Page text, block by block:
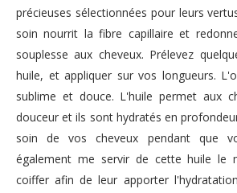
précieuses sélectionnées pour leurs
soin nourrit la fibre capillaire et
souplesse aux cheveux. Prélevez
huile, et appliquer sur vos longueurs.
sublime et douce. L'huile permet aux
douceur et ils sont hydratés en
soin de vos cheveux pendant que
également me servir de cette huile le
coiffer afin de leur apporter